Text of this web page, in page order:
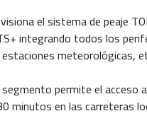
el sistema de peaje
integrando todos los
estaciones meteorológicas,
permite el acceso
minutos en las carreteras